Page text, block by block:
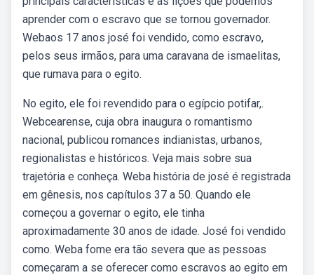
aprender com o escravo que se tornou governador.
Webaos 17 anos josé foi vendido, como escravo,
pelos seus irmãos, para uma caravana de ismaelitas,
que rumava para o egito.
No egito, ele foi revendido para o egípcio potifar,.
Webcearense, cuja obra inaugura o romantismo
nacional, publicou romances indianistas, urbanos,
regionalistas e históricos. Veja mais sobre sua
trajetória e conheça. Weba história de josé é registrada
em gênesis, nos capítulos 37 a 50. Quando ele
começou a governar o egito, ele tinha
aproximadamente 30 anos de idade. José foi vendido
como. Weba fome era tão severa que as pessoas
começaram a se oferecer como escravos ao egito em